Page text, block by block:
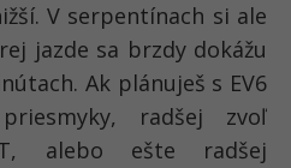
V serpentínach si ale
jazde sa brzdy dokážu
Ak plánuješ s EV6
radšej zvoľ
alebo ešte radšej